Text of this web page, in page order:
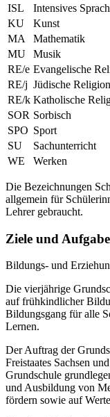
ISL
Intensives
KU
Kunst
MA
Mathematik
MU
Musik
RE/e Evangelische
RE/j Jüdische Religion
RE/k Katholische
SOR Sorbisch
SPO Sport
SU
Sachunterricht
WE
Werken
Die Bezeichnungen
allgemein für
Lehrer gebraucht.
Ziele und
Bildungs- und
Die vierjährige
auf frühkindlicher
Bildungsgang für alle
Lernen.
Der Auftrag der
Freistaates Sachsen
Grundschule
und Ausbildung von
fördern sowie auf